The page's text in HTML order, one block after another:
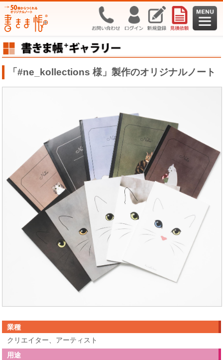
「#ne_kollections 様」製作のオリジナルノート
業種
クリエイター、アーティスト
用途